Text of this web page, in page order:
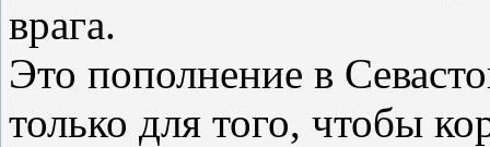
врага.
Это пополнение в
только для того, чтобы